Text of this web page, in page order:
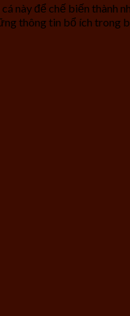
này để chế biến thành
thông tin bổ ích trong